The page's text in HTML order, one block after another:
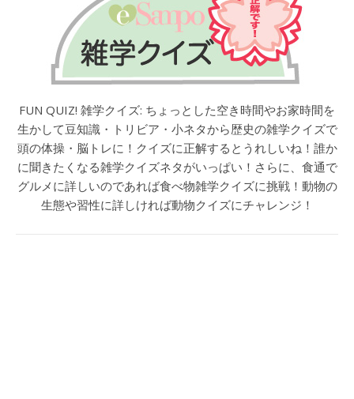
FUN QUIZ! 雑学クイズ: ちょっとした空き時間やお家時間を
生かして豆知識・トリビア・小ネタから歴史の雑学クイズで
頭の体操・脳トレに！クイズに正解するとうれしいね！誰か
に聞きたくなる雑学クイズネタがいっぱい！さらに、食通で
グルメに詳しいのであれば食べ物雑学クイズに挑戦！動物の
生態や習性に詳しければ動物クイズにチャレンジ！